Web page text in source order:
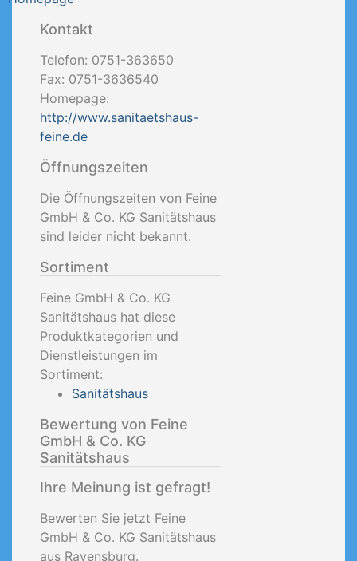
Kontakt
Telefon: 0751-363650
Fax: 0751-3636540
Homepage:
http://www.sanitaetshaus-
feine.de
Öffnungszeiten
Die Öffnungszeiten von Feine
GmbH & Co. KG Sanitätshaus
sind leider nicht bekannt.
Sortiment
Feine GmbH & Co. KG
Sanitätshaus hat diese
Produktkategorien und
Dienstleistungen im
Sortiment:
Sanitätshaus
Bewertung von Feine
GmbH & Co. KG
Sanitätshaus
Ihre Meinung ist gefragt!
Bewerten Sie jetzt Feine
GmbH & Co. KG Sanitätshaus
aus Ravensburg.